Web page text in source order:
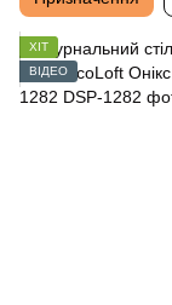
ХІТ
ВІДЕО